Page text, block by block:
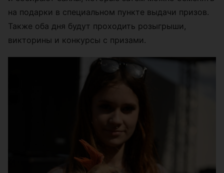
на подарки в специальном пункте выдачи призов.
Также оба дня будут проходить розыгрыши,
викторины и конкурсы с призами.